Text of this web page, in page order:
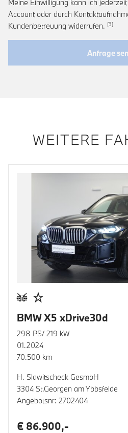
Meine Einwilligung kann ich
Account oder durch
Kundenbetreuung widerrufen. Link
Anfrage
WEITERE
BMW X5 xDrive30d
298 PS/ 219 kW
01.2024
70.500 km
H. Slawitscheck GesmbH
3304 St.Georgen am Ybbsfelde
Angebotsnr: 2702404
€ 86.900,-